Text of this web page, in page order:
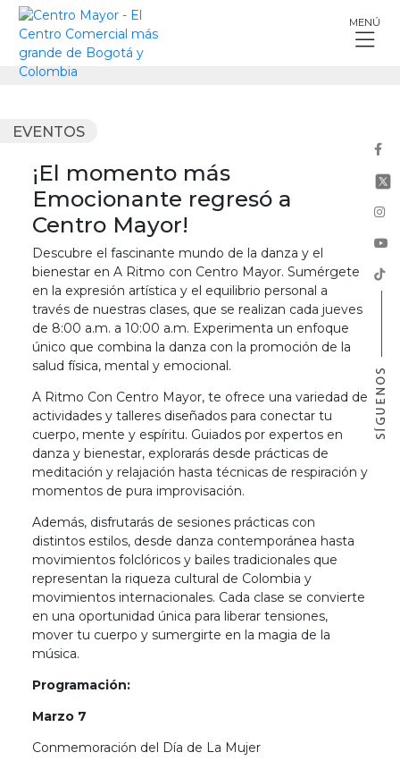
Skip
MENÚ
EVENTOS
¡El momento más
Emocionante regresó a
Centro Mayor!
Descubre el fascinante mundo de la danza y el
bienestar en A Ritmo con Centro Mayor. Sumérgete
en la expresión artística y el equilibrio personal a
través de nuestras clases, que se realizan cada jueves
de 8:00 a.m. a 10:00 a.m. Experimenta un enfoque
único que combina la danza con la promoción de la
salud física, mental y emocional.
A Ritmo Con Centro Mayor, te ofrece una variedad de
actividades y talleres diseñados para conectar tu
cuerpo, mente y espíritu. Guiados por expertos en
danza y bienestar, explorarás desde prácticas de
meditación y relajación hasta técnicas de respiración y
momentos de pura improvisación.
Además, disfrutarás de sesiones prácticas con
distintos estilos, desde danza contemporánea hasta
movimientos folclóricos y bailes tradicionales que
representan la riqueza cultural de Colombia y
movimientos internacionales. Cada clase se convierte
en una oportunidad única para liberar tensiones,
mover tu cuerpo y sumergirte en la magia de la
música.
Programación:
Marzo 7
Conmemoración del Día de La Mujer